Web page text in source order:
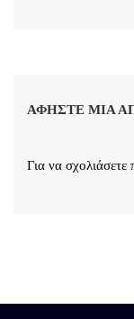
ΑΦΉΣΤΕ ΜΙΑ
Για να σχολιάσετε